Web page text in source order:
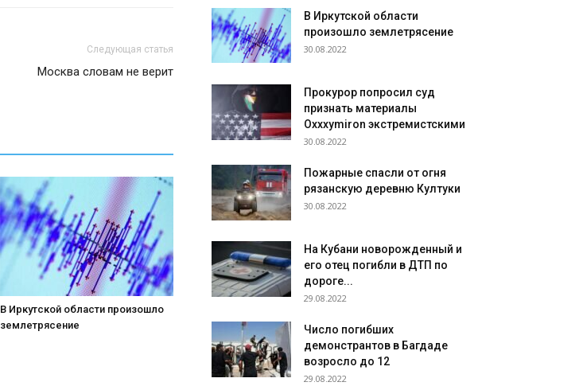
Следующая статья
Москва словам не верит
В Иркутской области произошло
землетрясение
В Иркутской области
произошло землетрясение
30.08.2022
Прокурор попросил суд
признать материалы
Oxxxymiron экстремистскими
30.08.2022
Пожарные спасли от огня
рязанскую деревню Култуки
30.08.2022
На Кубани новорожденный и
его отец погибли в ДТП по
дороге...
29.08.2022
Число погибших
демонстрантов в Багдаде
возросло до 12
29.08.2022